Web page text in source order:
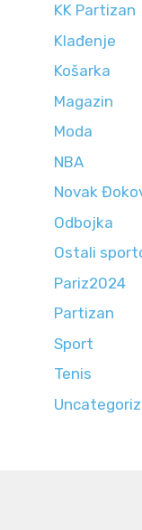
KK Partizan
Klađenje
Košarka
Magazin
Moda
NBA
Novak
Odbojka
Ostali
Pariz2024
Partizan
Sport
Tenis